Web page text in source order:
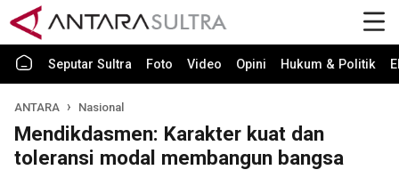
Seputar Sultra Foto Video Opini Hukum & Politik
ANTARA Nasional
Mendikdasmen: Karakter kuat dan
toleransi modal membangun bangsa